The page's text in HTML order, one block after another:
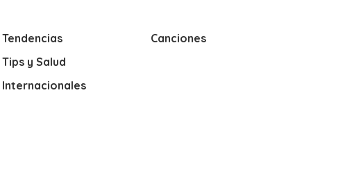
Tendencias
Tips y Salud
Internacionales
Canciones